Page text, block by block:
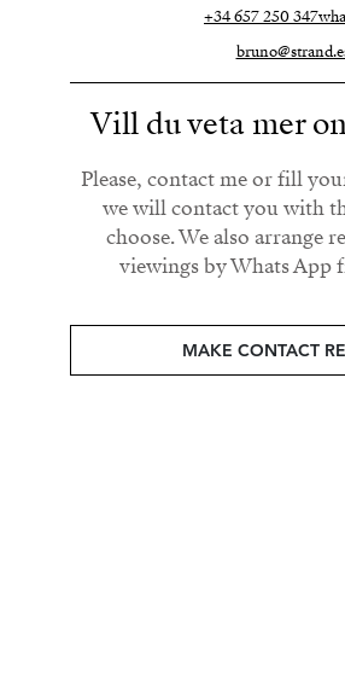
+34 657 250 347
Vill du veta mer
Please, contact me or fill
we will contact you with
choose. We also arrange
viewings by Whats App
MAKE CONTACT